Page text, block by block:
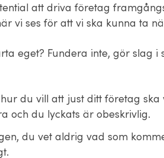
att driva företag
vi ses för att vi ska kunna ta
eget? Fundera inte, gör slag i
du vill att just ditt företag ska
och du lyckats är obeskrivlig.
du vet aldrig vad som